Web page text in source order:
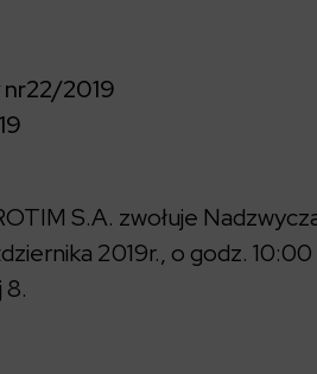
22/2019
S.A. zwołuje
2019r., o godz.
8.